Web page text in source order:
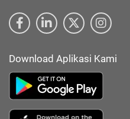
Download Aplikasi Kami